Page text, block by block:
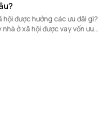
được hưởng các ưu đãi gì?
ở xã hội được vay vốn ưu
dưới đây.